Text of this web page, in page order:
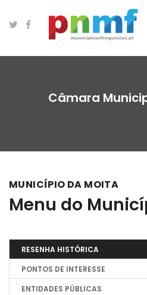
Câmara
MUNICÍPIO DA MOITA
Menu do
RESENHA HISTÓRICA
PONTOS DE INTERESSE
ENTIDADES PÚBLICAS